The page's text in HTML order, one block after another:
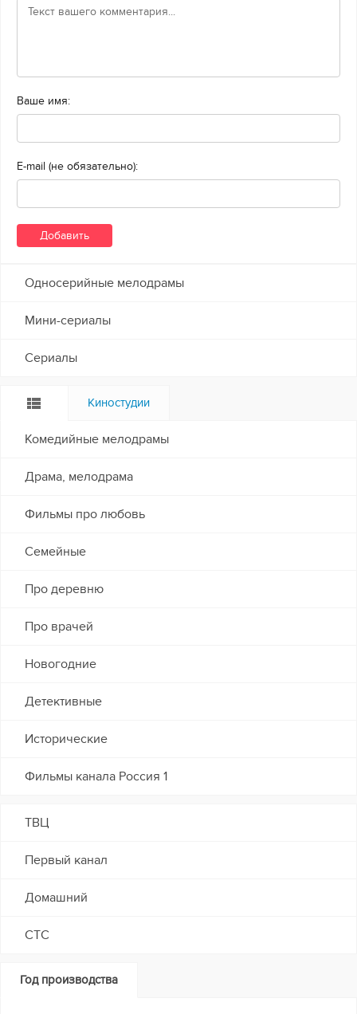
Ваше имя:
E-mail (не обязательно):
Односерийные мелодрамы
Мини-сериалы
Сериалы
Киностудии
Комедийные мелодрамы
Драма, мелодрама
Фильмы про любовь
Семейные
Про деревню
Про врачей
Новогодние
Детективные
Исторические
Фильмы канала Россия 1
ТВЦ
Первый канал
Домашний
СТС
Год производства